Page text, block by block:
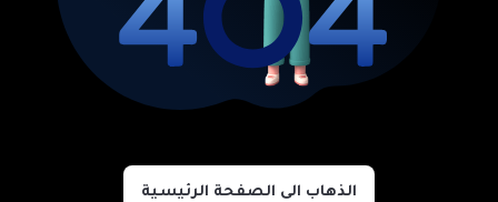
الذهاب الى الصفحة الرئيسية